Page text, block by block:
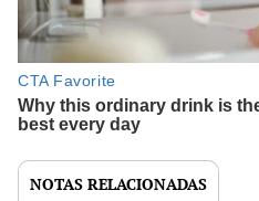
NOTAS RELACIONADAS